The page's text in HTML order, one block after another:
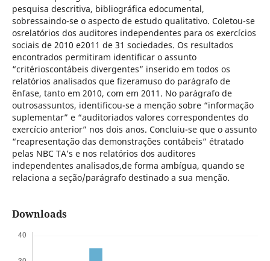
pesquisa descritiva, bibliográfica edocumental,
sobressaindo-se o aspecto de estudo qualitativo. Coletou-se
osrelatórios dos auditores independentes para os exercícios
sociais de 2010 e2011 de 31 sociedades. Os resultados
encontrados permitiram identificar o assunto
“critérioscontábeis divergentes” inserido em todos os
relatórios analisados que fizeramuso do parágrafo de
ênfase, tanto em 2010, com em 2011. No parágrafo de
outrosassuntos, identificou-se a menção sobre “informação
suplementar” e “auditoriados valores correspondentes do
exercício anterior” nos dois anos. Concluiu-se que o assunto
“reapresentação das demonstrações contábeis” étratado
pelas NBC TA’s e nos relatórios dos auditores
independentes analisados,de forma ambígua, quando se
relaciona a seção/parágrafo destinado a sua menção.
Downloads